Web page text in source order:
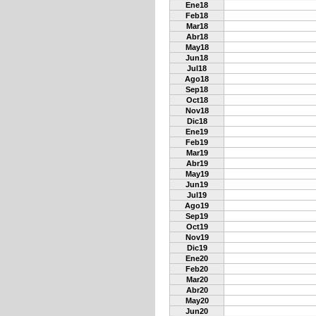
Ene18
Feb18
Mar18
Abr18
May18
Jun18
Jul18
Ago18
Sep18
Oct18
Nov18
Dic18
Ene19
Feb19
Mar19
Abr19
May19
Jun19
Jul19
Ago19
Sep19
Oct19
Nov19
Dic19
Ene20
Feb20
Mar20
Abr20
May20
Jun20